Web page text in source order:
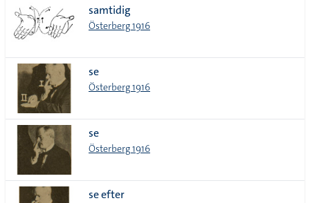
samtidig
Österberg 1916
se
Österberg 1916
se
Österberg 1916
se efter